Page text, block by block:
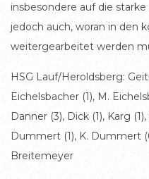
insbesondere auf die
jedoch auch, woran in den
weitergearbeitet werden
HSG Lauf/Heroldsberg:
Eichelsbacher (1), M.
Danner (3), Dick (1), Karg
Dummert (1), K. Dummert
Breitemeyer